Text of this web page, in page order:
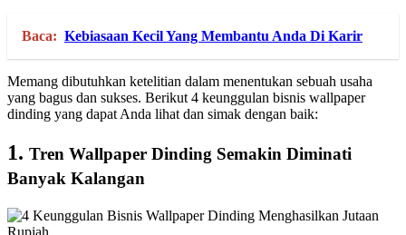
Baca: Kebiasaan Kecil Yang Membantu Anda Di Karir
Memang dibutuhkan ketelitian dalam menentukan sebuah usaha
yang bagus dan sukses. Berikut 4 keunggulan bisnis wallpaper
dinding yang dapat Anda lihat dan simak dengan baik:
1. Tren Wallpaper Dinding Semakin Diminati
Banyak Kalangan